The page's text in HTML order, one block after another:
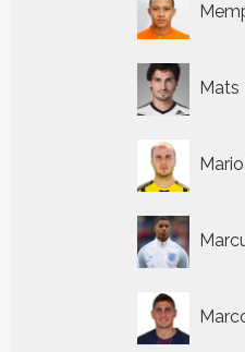
Mats